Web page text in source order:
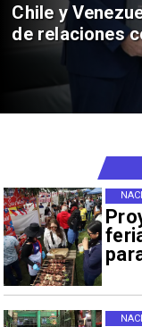
Flores